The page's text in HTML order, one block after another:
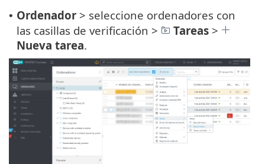
• Ordenador > seleccione ordenadores con
las casillas de verificación >
Tareas >
Nueva tarea.